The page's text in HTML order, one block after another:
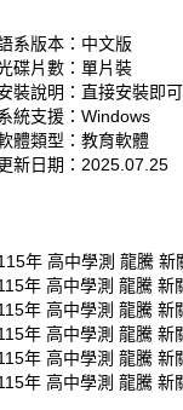
系版本：中文版
碟片數：單片裝
裝說明：直接安裝即
統支援：Windows
體類型：教育軟體
新日期：2025.07.25
年 高中學測 龍騰
年 高中學測 龍騰
年 高中學測 龍騰 新
年 高中學測 龍騰 新
年 高中學測 龍騰 新
年 高中學測 龍騰 新